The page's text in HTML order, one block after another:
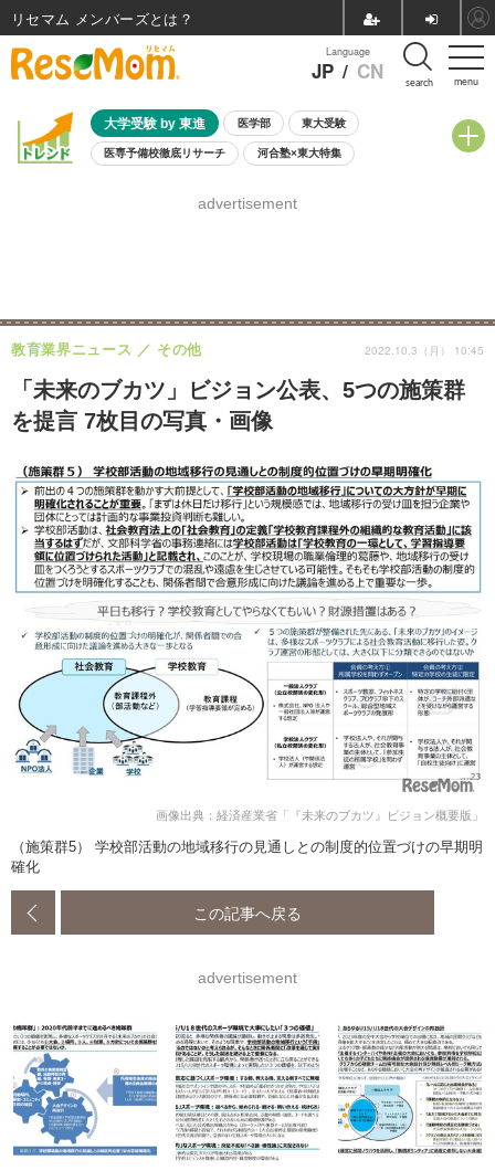
menu
Language
JP / CN search
大学受験 by 東進 医学部 東大受験
医専予備校徹底リサーチ 河合塾×東大特集
8月開催学校説明会・相談会
advertisement
「未来のブカツ」ビジョン公表、5つの施策群
を提言 7枚目の写真・画像
教育業界ニュース その他 2022.10.3（月） 10:45
画像出典：経済産業省「『未来のブカツ』ビジョン概要版」
（施策群5） 学校部活動の地域移行の見通しとの制度的位置づけの早期明
確化
この記事へ戻る
advertisement
リセマム メンバーズ